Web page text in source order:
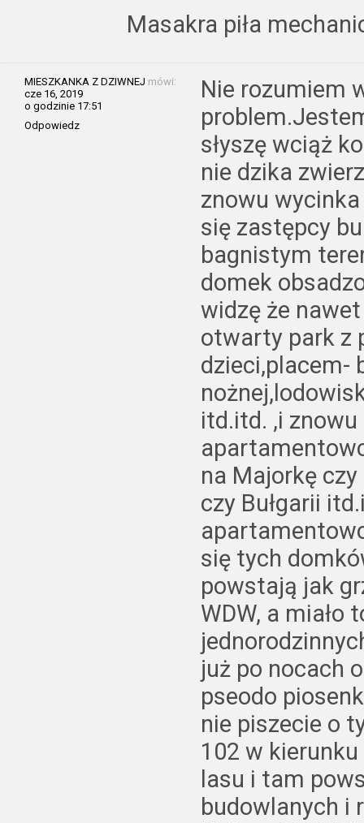
Masakra piła
MIESZKANKA Z DZIWNEJ mówi:
cze 16, 2019
o godzinie 17:51
Odpowiedz
Nie rozumiem
słyszę wciąż
nie dzika
znowu
się zastępcy
bagnistym
domek
widzę że
otwarty park z
dzieci,placem-
itd.itd. ,i
na Majorkę czy
czy Bułgarii
się tych
powstają jak
WDW, a miało
już po nocach
pseodo
nie piszecie o
102 w
lasu i tam
budowlanych i